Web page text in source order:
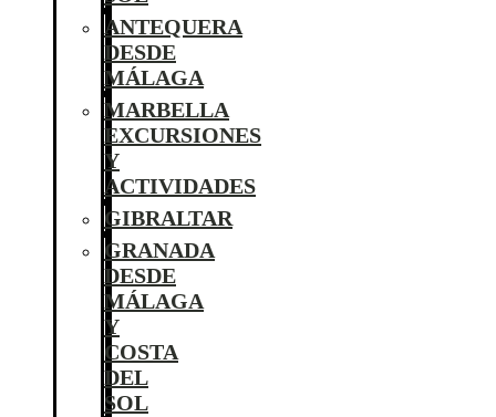
ANTEQUERA
DESDE
MÁLAGA
MARBELLA
EXCURSIONES
Y
ACTIVIDADES
GIBRALTAR
GRANADA
DESDE
MÁLAGA
Y
COSTA
DEL
SOL